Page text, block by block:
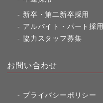
新卒・第二新卒採用
アルバイト・パート採用
協力スタッフ募集
お問い合わせ
プライバシーポリシー